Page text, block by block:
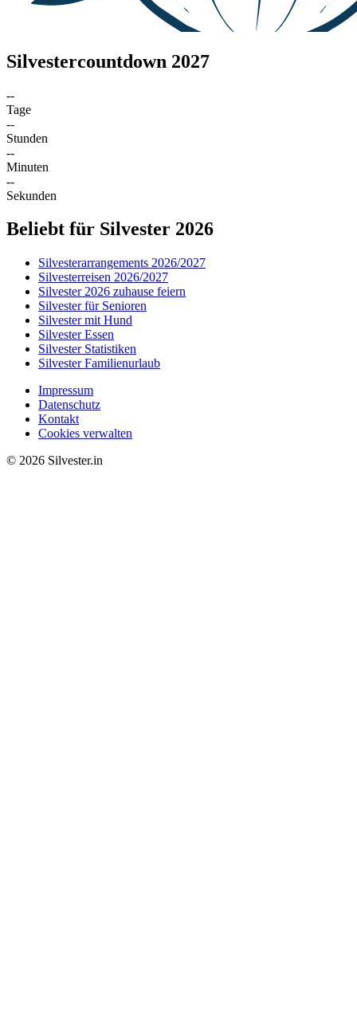
Silvestercountdown 2027
--
Tage
--
Stunden
--
Minuten
--
Sekunden
Beliebt für Silvester 2026
Silvesterarrangements 2026/2027
Silvesterreisen 2026/2027
Silvester 2026 zuhause feiern
Silvester für Senioren
Silvester mit Hund
Silvester Essen
Silvester Statistiken
Silvester Familienurlaub
Impressum
Datenschutz
Kontakt
Cookies verwalten
© 2026 Silvester.in